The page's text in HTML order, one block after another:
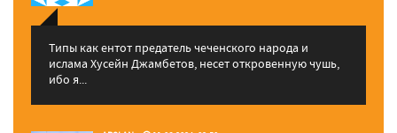
Типы как ентот предатель чеченского народа и
ислама Хусейн Джамбетов, несет откровенную чушь,
ибо я...